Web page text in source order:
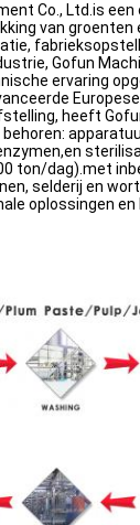
Co., Ltd.is
van
Gofun
ervaring
heeft
ton/dag).met
selderij en
oplossingen